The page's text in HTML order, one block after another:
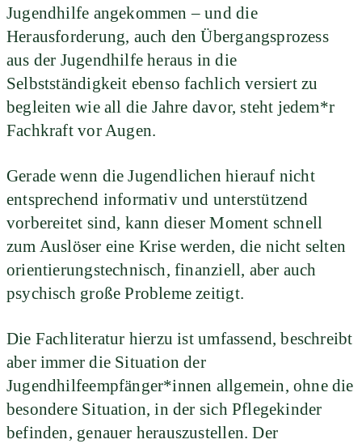
Jugendhilfe angekommen – und die
Herausforderung, auch den Übergangsprozess
aus der Jugendhilfe heraus in die
Selbstständigkeit ebenso fachlich versiert zu
begleiten wie all die Jahre davor, steht jedem*r
Fachkraft vor Augen.
Gerade wenn die Jugendlichen hierauf nicht
entsprechend informativ und unterstützend
vorbereitet sind, kann dieser Moment schnell
zum Auslöser eine Krise werden, die nicht selten
orientierungstechnisch, finanziell, aber auch
psychisch große Probleme zeitigt.
Die Fachliteratur hierzu ist umfassend, beschreibt
aber immer die Situation der
Jugendhilfeempfänger*innen allgemein, ohne die
besondere Situation, in der sich Pflegekinder
befinden, genauer herauszustellen. Der